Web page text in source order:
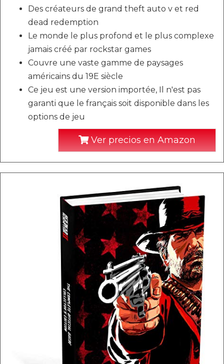
Des créateurs de grand theft auto v et red
dead redemption
Le monde le plus profond et le plus complexe
jamais créé par rockstar games
Couvre une vaste gamme de paysages
américains du 19E siècle
Ce jeu est une version importée, Il n'est pas
garanti que le français soit disponible dans les
options de jeu
Ver precios en Amazon